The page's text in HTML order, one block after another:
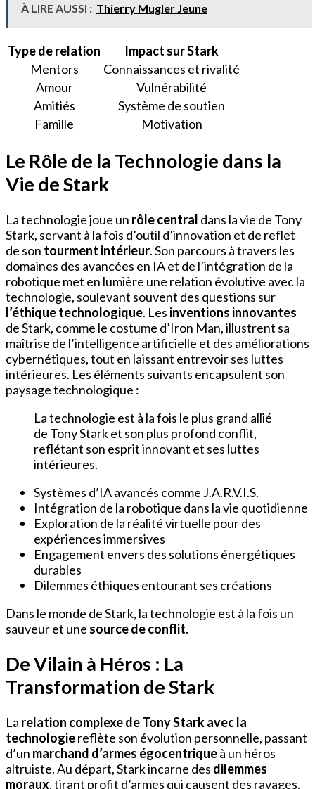
À LIRE AUSSI : Thierry Mugler Jeune
Type de relation
Impact sur Stark
Mentors
Connaissances et rivalité
Amour
Vulnérabilité
Amitiés
Système de soutien
Famille
Motivation
Le Rôle de la Technologie dans la
Vie de Stark
La technologie joue un rôle central dans la vie de Tony
Stark, servant à la fois d’outil d’innovation et de reflet
de son tourment intérieur. Son parcours à travers les
domaines des avancées en IA et de l’intégration de la
robotique met en lumière une relation évolutive avec la
technologie, soulevant souvent des questions sur
l’éthique technologique. Les inventions innovantes
de Stark, comme le costume d’Iron Man, illustrent sa
maîtrise de l’intelligence artificielle et des améliorations
cybernétiques, tout en laissant entrevoir ses luttes
intérieures. Les éléments suivants encapsulent son
paysage technologique :
La technologie est à la fois le plus grand allié
de Tony Stark et son plus profond conflit,
reflétant son esprit innovant et ses luttes
intérieures.
Systèmes d’IA avancés comme J.A.R.V.I.S.
Intégration de la robotique dans la vie quotidienne
Exploration de la réalité virtuelle pour des
expériences immersives
Engagement envers des solutions énergétiques
durables
Dilemmes éthiques entourant ses créations
Dans le monde de Stark, la technologie est à la fois un
sauveur et une source de conflit.
De Vilain à Héros : La
Transformation de Stark
La relation complexe de Tony Stark avec la
technologiereflète son évolution personnelle, passant
d’un marchand d’armes égocentriqueà un héros
altruiste. Au départ, Stark incarne des dilemmes
moraux, tirant profit d’armes qui causent des ravages.